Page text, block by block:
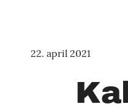
22. april 2021